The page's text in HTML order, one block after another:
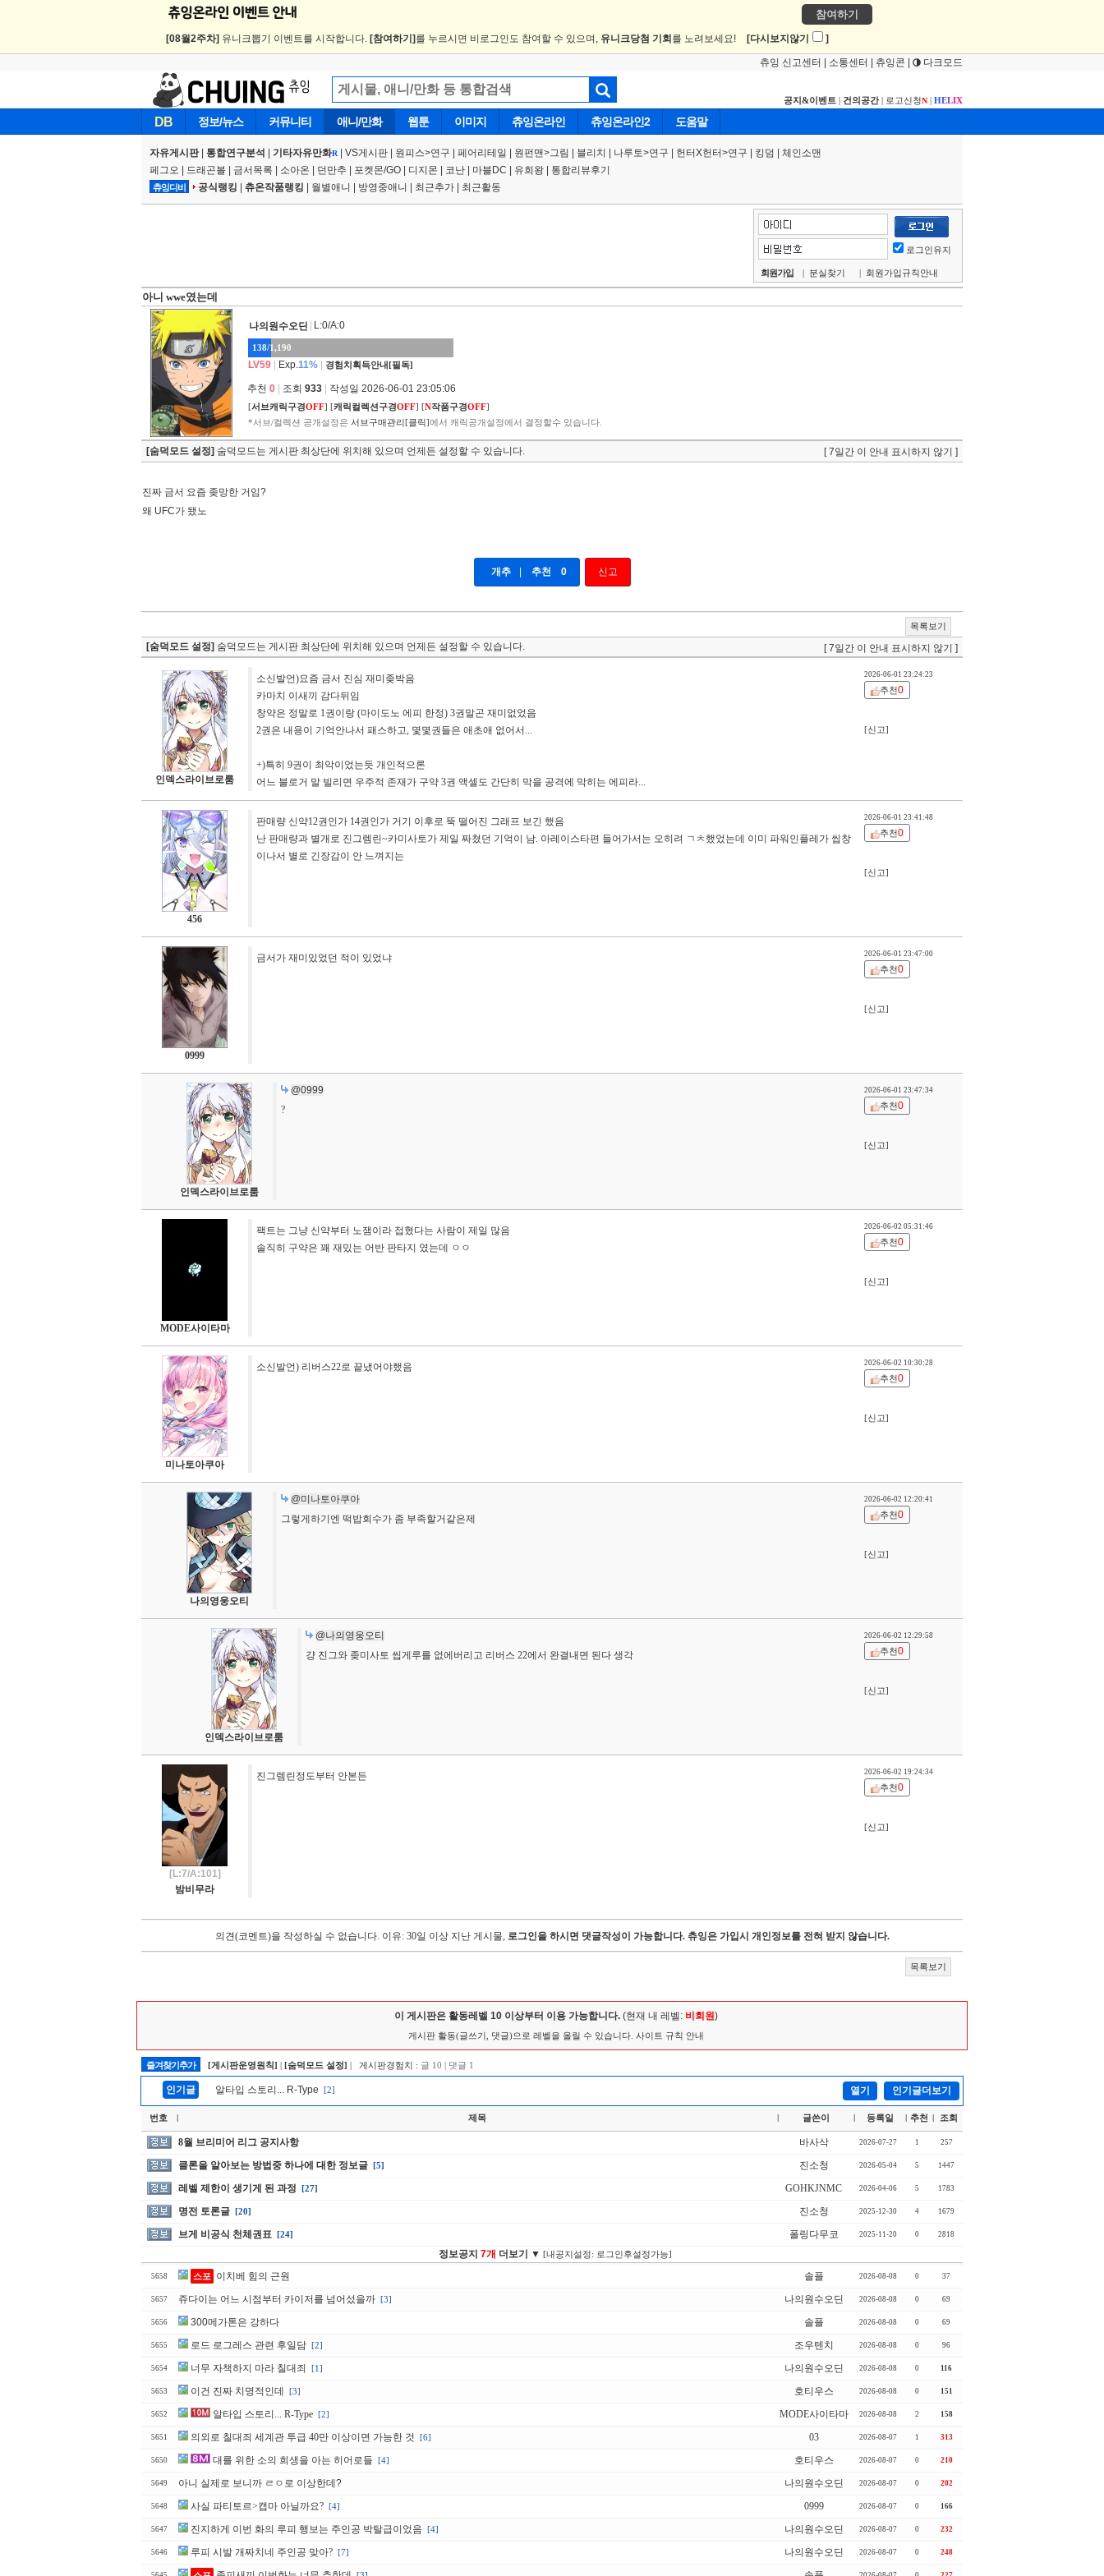
참여하기
[08월2주차] 유니크뽑기 이벤트를 시작합니다. [참여하기] 를 누르시면 비로그인도 참여할 수 있으며, 유니크당첨 기회 를 노려보세요! [다시보지않기 ]
츄잉 신고센터 소통센터 츄잉콘 다크모드
공지&이벤트 | 건의공간| 로고신청N | HELIX
DB 정보/뉴스 커뮤니티 애니/만화 웹툰 이미지 츄잉온라인 츄잉온라인2 도움말
자유게시판| 통합연구분석 기타자유만화R| VS게시판 원피스>연구 페어리테일 | 원펀맨>그림 블리치 나루토>연구 헌터X헌터>연구 킹덤
체인소맨
페그오
드래곤볼 금서목록 소아온 던만추 포켓몬/GO 디지몬 코난 마블DC 유희왕 통합리뷰후기
츄잉디비 공식랭킹 츄온작품랭킹 월별애니 방영중애니 최근추가 최근활동
로그인유지
회원가입 | 분실찾기 | 회원가입규칙안내
아니 wwe였는데
나의원수오딘 L:0/A:0
138/1,190
LV59 Exp.11% 경험치획득안내[필독]
추천 0 조회 933 작성일 2026-06-01 23:05:06
[서브캐릭구경OFF] [캐릭컬렉션구경OFF] [N작품구경OFF]
*서브/컬렉션 공개설정은 서브구매관리[클릭]에서 캐릭공개설정에서 결정할수 있습니다.
[숨덕모드 설정] 숨덕모드는 게시판 최상단에 위치해 있으며 언제든 설정할 수 있습니다. [ 7일간 이 안내 표시하지 않기 ]
진짜 금서 요즘 좆망한 거임?
왜 UFC가 됐노
개추 추천 0 신고
목록보기
[숨덕모드 설정] 숨덕모드는 게시판 최상단에 위치해 있으며 언제든 설정할 수 있습니다. [ 7일간 이 안내 표시하지 않기 ]
인덱스라이브로룸
소신발언)요즘 금서 진심 재미좆박음
카마치 이새끼 감다뒤임
창약은 정말로 1권이랑 (마이도노 에피 한정) 3권말곤 재미없었음
2권은 내용이 기억안나서 패스하고, 몇몇권들은 애초애 없어서...
+)특히 9권이 최악이었는듯 개인적으론
어느 블로거 말 빌리면 우주적 존재가 구약 3권 액셀도 간단히 막을 공격에 막히는 에피라...
2026-06-01 23:24:23
추천0
[신고]
456
판매량 신약12권인가 14권인가 거기 이후로 뚝 떨어진 그래프 보긴 했음
난 판매량과 별개로 진그렘린~카미사토가 제일 짜쳤던 기억이 남. 아레이스타편 들어가서는 오히려 ㄱㅊ했었는데 이미 파워인플레가 씹창
이나서 별로 긴장감이 안 느껴지는
2026-06-01 23:41:48
추천0
[신고]
0999
금서가 재미있었던 적이 있었냐 2026-06-01 23:47:00
추천0
[신고]
인덱스라이브로룸
@0999
?
2026-06-01 23:47:34
추천0
[신고]
MODE사이타마
팩트는 그냥 신약부터 노잼이라 접혔다는 사람이 제일 많음
솔직히 구약은 꽤 재밌는 어반 판타지 였는데 ㅇㅇ
2026-06-02 05:31:46
추천0
[신고]
미나토아쿠아
소신발언) 리버스22로 끝냈어야했음 2026-06-02 10:30:28
추천0
[신고]
나의영웅오티
@미나토아쿠아
그렇게하기엔 떡밥회수가 좀 부족할거같은제
2026-06-02 12:20:41
추천0
[신고]
인덱스라이브로룸
@나의영웅오티
걍 진그와 좆미사토 씹게루를 없에버리고 리버스 22에서 완결내면 된다 생각
2026-06-02 12:29:58
추천0
[신고]
[L:7/A:101]
밤비무라
진그렘린정도부터 안본든 2026-06-02 19:24:34
추천0
[신고]
의견(코멘트)을 작성하실 수 없습니다. 이유: 30일 이상 지난 게시물, 로그인을 하시면 댓글작성이 가능합니다. 츄잉은 가입시 개인정보를 전혀 받지 않습니다.
목록보기
이 게시판은 활동레벨 10 이상부터 이용 가능합니다. (현재 내 레벨: 비회원)
게시판 활동(글쓰기, 댓글)으로 레벨을 올릴 수 있습니다. 사이트 규칙 안내
즐겨찾기추가 [게시판운영원칙] | [숨덕모드 설정] | 게시판경험치 : 글 10 | 댓글 1
인기글 알타입 스토리... R-Type [2] 열기 인기글더보기
번호 제목 글쓴이 등록일 추천 조회
8월 브리미어 리그 공지사항 바사삭 2026-07-27 1 257
클론을 알아보는 방법중 하나에 대한 정보글 [5] 진소청 2026-05-04 5 1447
레벨 제한이 생기게 된 과정 [27] GOHKJNMC 2026-04-06 5 1783
명전 토론글 [20] 진소청 2025-12-30 4 1679
브게 비공식 천체권표 [24] 폴링다무코 2025-11-20 0 2818
정보공지 7개 더보기 ▼ [내공지설정: 로그인후설정가능]
5658 스포 이치베 힘의 근원 솔플 2026-08-08 0 37
5657 쥬다이는 어느 시점부터 카이저를 넘어섰을까 [3] 나의원수오딘 2026-08-08 0 69
5656 300메가톤은 강하다 솔플 2026-08-08 0 69
5655 로드 로그레스 관련 후일담 [2] 조우텐치 2026-08-08 0 96
5654 너무 자책하지 마라 칠대죄 [1] 나의원수오딘 2026-08-08 0 116
5653 이건 진짜 치명적인데 [3] 호티우스 2026-08-08 0 151
5652 알타입 스토리... R-Type [2] MODE사이타마 2026-08-08 2 158
5651 의외로 칠대죄 세계관 투급 40만 이상이면 가능한 것 [6] 03 2026-08-07 1 313
5650 대를 위한 소의 희생을 아는 히어로들 [4] 호티우스 2026-08-07 0 210
5649 아니 실제로 보니까 ㄹㅇ로 이상한데? 나의원수오딘 2026-08-07 0 202
5648 사실 파티토르>캡마 아닐까요? [4] 0999 2026-08-07 0 166
5647 진지하게 이번 화의 루피 행보는 주인공 박탈급이었음 [4] 나의원수오딘 2026-08-07 0 232
5646 루피 시발 개짜치네 주인공 맞아? [7] 나의원수오딘 2026-08-07 0 248